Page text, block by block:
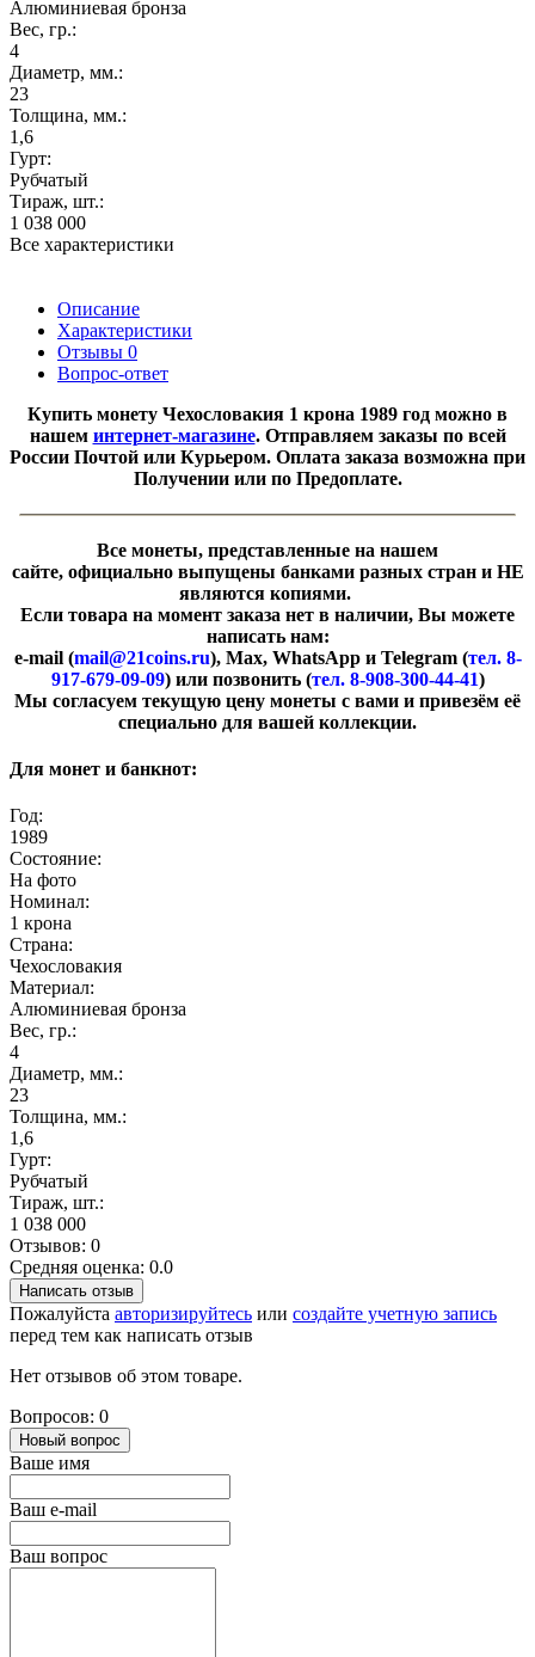
Алюминиевая бронза
Вес, гр.:
4
Диаметр, мм.:
23
Толщина, мм.:
1,6
Гурт:
Рубчатый
Тираж, шт.:
1 038 000
Все характеристики
Описание
Характеристики
Отзывы 0
Вопрос-ответ
Купить монету Чехословакия 1 крона 1989 год можно в
нашем интернет-магазине. Отправляем заказы по всей
России Почтой или Курьером. Оплата заказа возможна при
Получении или по Предоплате.
Все монеты, представленные на нашем
сайте, официально выпущены банками разных стран и НЕ
являются копиями.
Если товара на момент заказа нет в наличии, Вы можете
написать нам:
e-mail (mail@21coins.ru), Max, WhatsApp и Telegram (тел. 8-
917-679-09-09) или позвонить (тел. 8-908-300-44-41)
​Мы согласуем текущую цену монеты с вами и привезём её
специально для вашей коллекции.
Для монет и банкнот:
Год:
1989
Состояние:
На фото
Номинал:
1 крона
Страна:
Чехословакия
Материал:
Алюминиевая бронза
Вес, гр.:
4
Диаметр, мм.:
23
Толщина, мм.:
1,6
Гурт:
Рубчатый
Тираж, шт.:
1 038 000
Отзывов: 0
Средняя оценка: 0.0
Написать отзыв
Пожалуйста авторизируйтесь или создайте учетную запись
перед тем как написать отзыв
Нет отзывов об этом товаре.
Вопросов: 0
Новый вопрос
Ваше имя
Ваш e-mail
Ваш вопрос